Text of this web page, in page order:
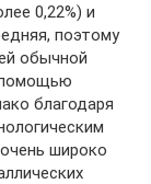
0,22%) и
поэтому
обычной
благодаря
широко